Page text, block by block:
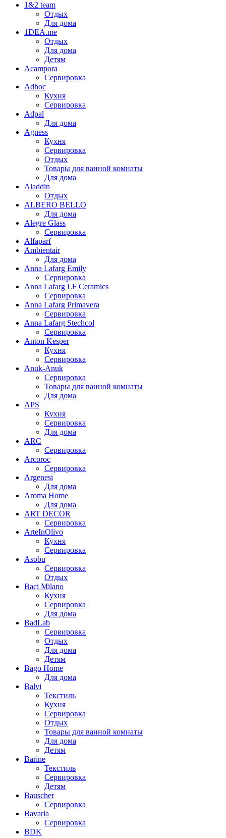
1&2 team
Отдых
Для дома
1DEA.me
Отдых
Для дома
Детям
Acampora
Сервировка
Adhoc
Кухня
Сервировка
Adpal
Для дома
Agness
Кухня
Сервировка
Отдых
Товары для ванной комнаты
Для дома
Aladdin
Отдых
ALBERO BELLO
Для дома
Alegre Glass
Сервировка
Alfaparf
Ambientair
Для дома
Anna Lafarg Emily
Сервировка
Anna Lafarg LF Ceramics
Сервировка
Anna Lafarg Primavera
Сервировка
Anna Lafarg Stechcol
Сервировка
Anton Kesper
Кухня
Сервировка
Anuk-Anuk
Сервировка
Товары для ванной комнаты
Для дома
APS
Кухня
Сервировка
Для дома
ARC
Сервировка
Arcoroc
Сервировка
Argenesi
Для дома
Aroma Home
Для дома
ART DECOR
Сервировка
ArteInOlivo
Кухня
Сервировка
Asobu
Сервировка
Отдых
Baci Milano
Кухня
Сервировка
Для дома
BadLab
Сервировка
Отдых
Для дома
Детям
Bago Home
Для дома
Balvi
Текстиль
Кухня
Сервировка
Отдых
Товары для ванной комнаты
Для дома
Детям
Barine
Текстиль
Сервировка
Детям
Bauscher
Сервировка
Bavaria
Сервировка
BDK